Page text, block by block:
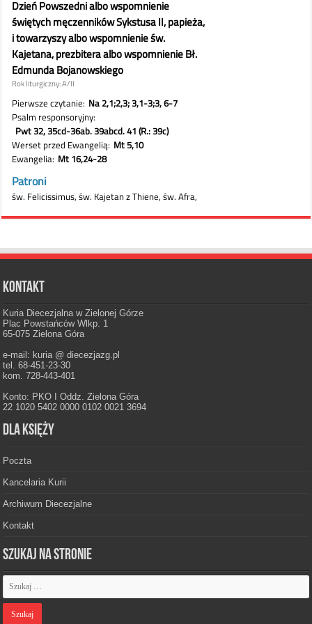
Kontakt
Kuria Diecezjalna w Zielonej Górze
Plac Powstańców Wlkp. 1
65-075 Zielona Góra
e-mail: kuria @ diecezjazg.pl
tel. 68-451-23-30
kom. 728-443-401
Konto: PKO I Oddz. Zielona Góra
22 1020 5402 0000 0102 0021 3694
Dla księży
Poczta
Kancelaria Kurii
Archiwum Diecezjalne
Kontakt
Szukaj na stronie